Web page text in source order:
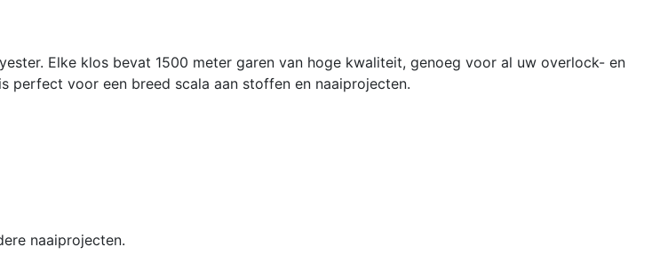
Elke klos bevat 1500 meter garen van hoge kwaliteit, genoeg voor al uw overlock- en
perfect voor een breed scala aan stoffen en naaiprojecten.
naaiprojecten.